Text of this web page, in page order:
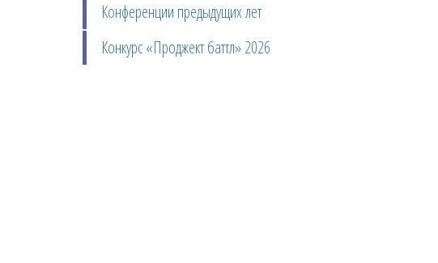
Конференции предыдущих лет
Конкурс «Проджект баттл» 2026